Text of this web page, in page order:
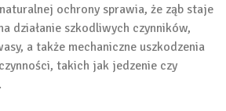
ochrony sprawia, że ząb staje
działanie szkodliwych czynników,
a także mechaniczne uszkodzenia
takich jak jedzenie czy